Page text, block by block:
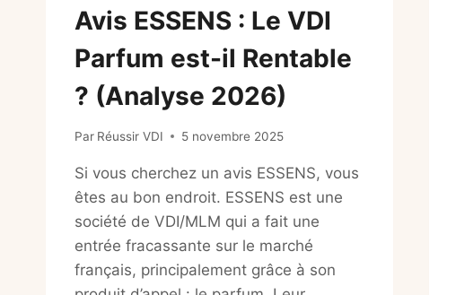
Avis ESSENS : Le VDI
Parfum est-il Rentable
? (Analyse 2026)
Par Réussir VDI 5 novembre 2025
Si vous cherchez un avis ESSENS, vous
êtes au bon endroit. ESSENS est une
société de VDI/MLM qui a fait une
entrée fracassante sur le marché
français, principalement grâce à son